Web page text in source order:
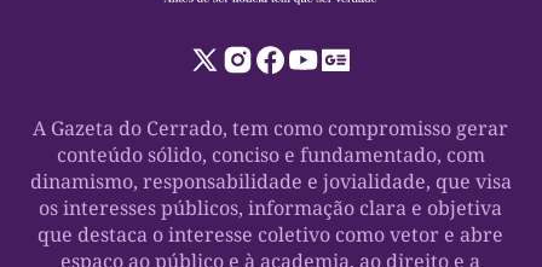
A Gazeta do Cerrado, tem como compromisso gerar
conteúdo sólido, conciso e fundamentado, com
dinamismo, responsabilidade e jovialidade, que visa
os interesses públicos, informação clara e objetiva
que destaca o interesse coletivo como vetor e abre
espaço ao público e à academia, ao direito e a